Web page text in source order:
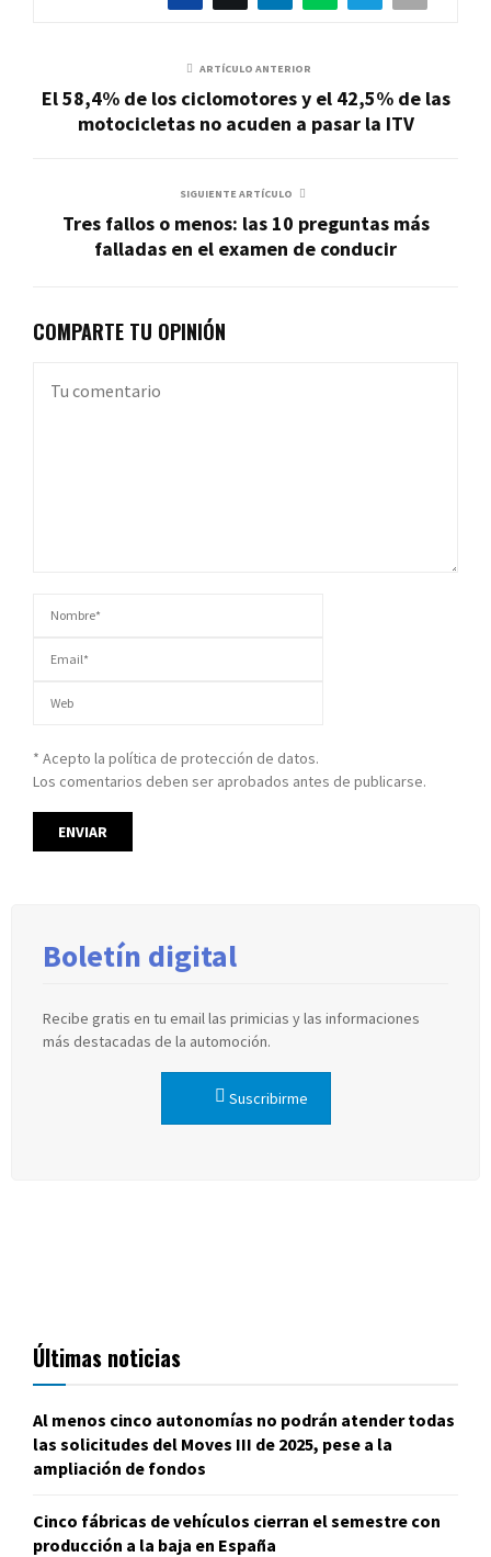
ARTÍCULO ANTERIOR
El 58,4% de los ciclomotores y el 42,5% de las
motocicletas no acuden a pasar la ITV
SIGUIENTE ARTÍCULO
Tres fallos o menos: las 10 preguntas más
falladas en el examen de conducir
COMPARTE TU OPINIÓN
* Acepto la política de protección de datos.
Los comentarios deben ser aprobados antes de publicarse.
Boletín digital
Recibe gratis en tu email las primicias y las informaciones
más destacadas de la automoción.
Suscribirme
Últimas noticias
Al menos cinco autonomías no podrán atender todas
las solicitudes del Moves III de 2025, pese a la
ampliación de fondos
Cinco fábricas de vehículos cierran el semestre con
producción a la baja en España